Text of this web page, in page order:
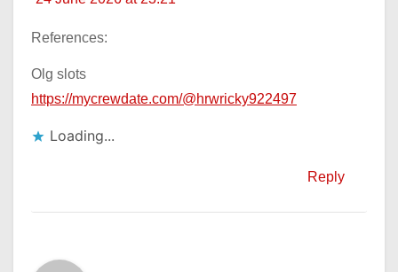
References:
Olg slots
https://mycrewdate.com/@hrwricky922497
Loading...
Reply